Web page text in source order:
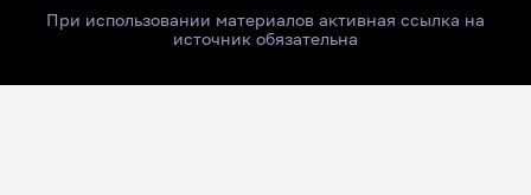
При использовании материалов активная ссылка на
источник обязательна